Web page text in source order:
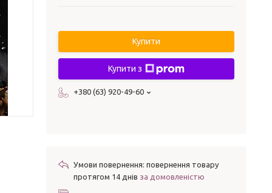
Купити
Купити з
+380 (63) 920-49-60
повернення товару
протягом 14 днів за домовленістю